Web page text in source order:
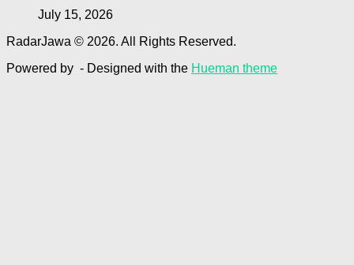
July 15, 2026
RadarJawa © 2026. All Rights Reserved.
Powered by - Designed with the Hueman theme